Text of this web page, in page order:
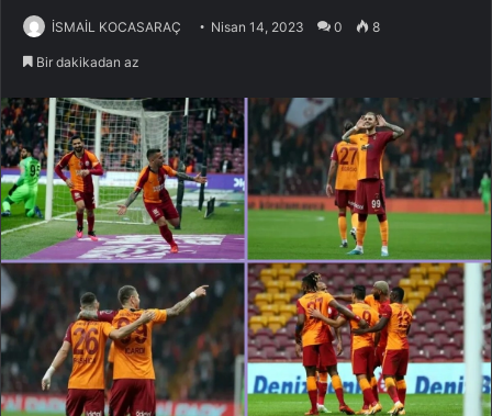
İSMAİL KOCASARAÇ Nisan 14, 2023 0 8
Bir dakikadan az